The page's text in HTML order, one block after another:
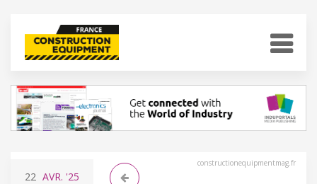
constructionequipmentmag.fr
22 AVR. '25